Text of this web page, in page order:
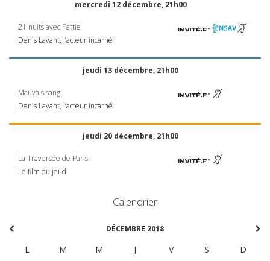
mercredi 12 décembre, 21h00
21 nuits avec Pattie
Denis Lavant, l’acteur incarné
jeudi 13 décembre, 21h00
Mauvais sang
Denis Lavant, l’acteur incarné
jeudi 20 décembre, 21h00
La Traversée de Paris
Le film du jeudi
Calendrier
DÉCEMBRE 2018
L M M J V S
D